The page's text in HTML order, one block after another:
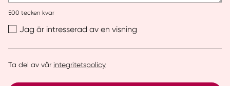
500 tecken kvar
Jag är intresserad av en visning
Ta del av vår integritetspolicy